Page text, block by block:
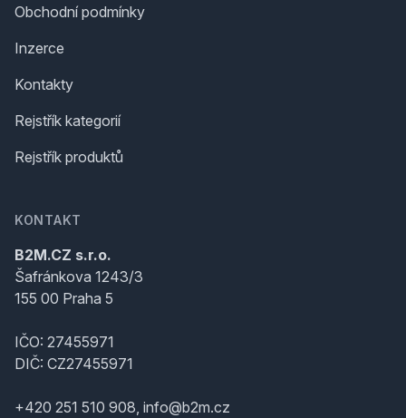
Obchodní podmínky
Inzerce
Kontakty
Rejstřík kategorií
Rejstřík produktů
KONTAKT
B2M.CZ s.r.o.
Šafránkova 1243/3
155 00 Praha 5
IČO: 27455971
DIČ: CZ27455971
+420 251 510 908, info@b2m.cz